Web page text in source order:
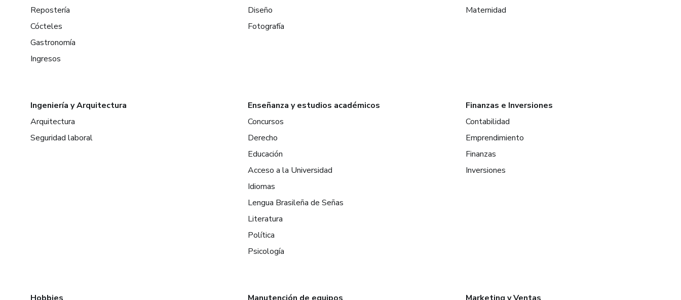
Repostería
Cócteles
Gastronomía
Ingresos
Diseño
Fotografía
Maternidad
Ingeniería y Arquitectura
Arquitectura
Seguridad laboral
Enseñanza y estudios académicos
Concursos
Derecho
Educación
Acceso a la Universidad
Idiomas
Lengua Brasileña de Señas
Literatura
Política
Psicología
Finanzas e Inversiones
Contabilidad
Emprendimiento
Finanzas
Inversiones